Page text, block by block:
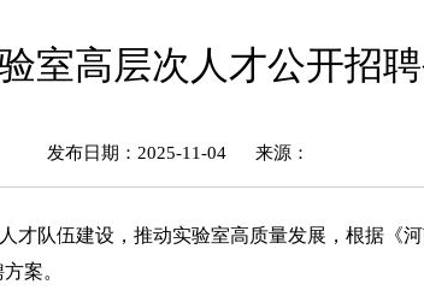
室高层次人才公开招
发布日期：2025-11-04 来源：
才队伍建设，推动实验室高质量发展，根据《
案。